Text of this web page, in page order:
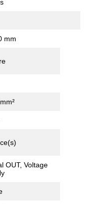
mm
OUT, Voltage